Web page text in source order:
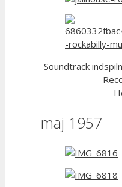
Soundtrack
maj 1957